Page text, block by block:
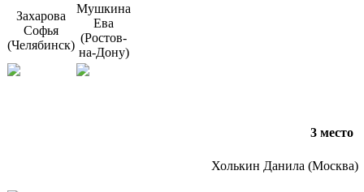
Захарова
Софья
(Челябинск)
Мушкина
Ева
(Ростов-
на-Дону)
3 место
Холькин Данила (Москва)